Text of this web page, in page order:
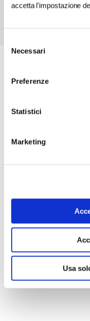
accetta l'impostazione
delNecessari
Preferenze
Statistici
Marketing
Usa